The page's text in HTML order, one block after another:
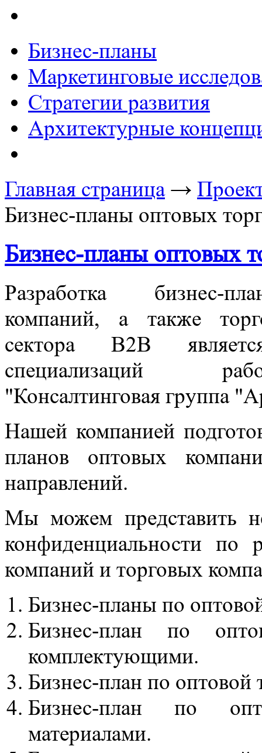
Бизнес-планы
Маркетинговые
Стратегии развития
Архитектурные
Главная страница→
Бизнес-планы оптовых
Бизнес-планы оптовых
Разработка бизнес-
компаний, а также
сектора B2B
специализаций
"Консалтинговая группа
Нашей компанией
планов оптовых
направлений.
Мы можем представить
конфиденциальности по
компаний и торговых
Бизнес-планы по
Бизнес-план по
комплектующими.
Бизнес-план по оптовой
Бизнес-план по
материалами.